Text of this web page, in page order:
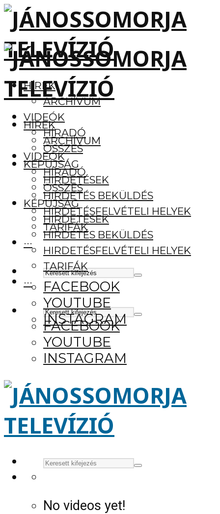
HÍREK
ARCHÍVUM
VIDEÓK
HÍRADÓ
ÖSSZES
KÉPÚJSÁG
HIRDETÉSEK
HIRDETÉS BEKÜLDÉS
HIRDETÉSFELVÉTELI HELYEK
TARIFÁK
···
FACEBOOK
YOUTUBE
INSTAGRAM
HÍREK
ARCHÍVUM
VIDEÓK
HÍRADÓ
ÖSSZES
KÉPÚJSÁG
HIRDETÉSEK
HIRDETÉS BEKÜLDÉS
HIRDETÉSFELVÉTELI HELYEK
TARIFÁK
···
FACEBOOK
YOUTUBE
INSTAGRAM
No videos yet!